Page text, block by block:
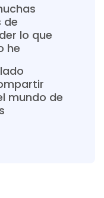
de
lo que
he
mundo de